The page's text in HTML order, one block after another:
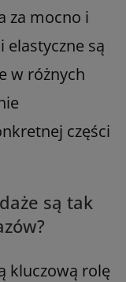
za mocno i
elastyczne są
w różnych
części
są tak
kluczową rolę